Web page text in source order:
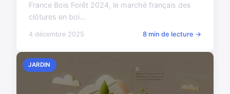
France Bois Forêt 2024, le marché français des
clôtures en boi...
4 décembre 2025 8 min de lecture →
JARDIN